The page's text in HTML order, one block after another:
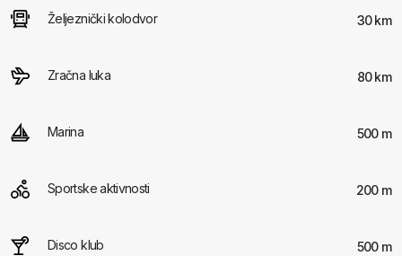
Željeznički kolodvor 30 km
Zračna luka 80 km
Marina 500 m
Sportske aktivnosti 200 m
Disco klub 500 m